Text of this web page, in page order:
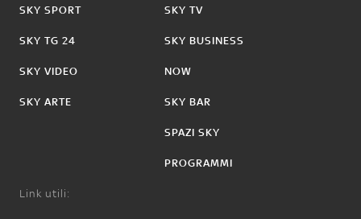
SKY SPORT
SKY TG 24
SKY VIDEO
SKY ARTE
SKY TV
SKY BUSINESS
NOW
SKY BAR
SPAZI SKY
PROGRAMMI
Link utili: